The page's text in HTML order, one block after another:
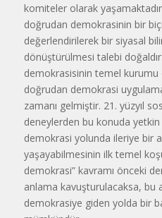
komiteler olarak
doğrudan demokrasinin bir
değerlendirilerek bir siyasal
dönüştürülmesi talebi
demokrasisinin temel kurumu
doğrudan demokrasi
zamanı gelmiştir. 21. yüzyıl
deneylerden bu konuda
demokrasi yolunda ileriye bir
yaşayabilmesinin ilk temel
demokrasi” kavramı önceki
anlama kavuşturulacaksa, bu
demokrasiye giden yolda bir